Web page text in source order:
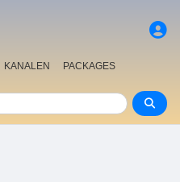
KANALEN
PACKAGES